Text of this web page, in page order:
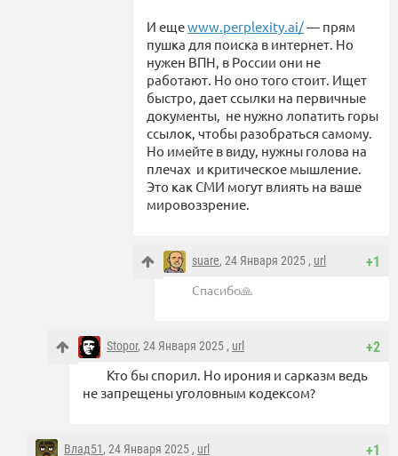
И ещеwww.perplexity.ai/— прям
пушка для поиска в интернет. Но
нужен ВПН, в России они не
работают. Но оно того стоит. Ищет
быстро, дает ссылки на первичные
документы, не нужно лопатить горы
ссылок, чтобы разобраться самому.
Но имейте в виду, нужны голова на
плечах и критическое мышление.
Это как СМИ могут влиять на ваше
мировоззрение.
+1
suare, 24 Января 2025 , url
Спасибо🙏
+2
Stopor, 24 Января 2025 , url
Кто бы спорил. Но ирония и сарказм ведь
не запрещены уголовным кодексом?
+1
Влад51, 24 Января 2025 , url